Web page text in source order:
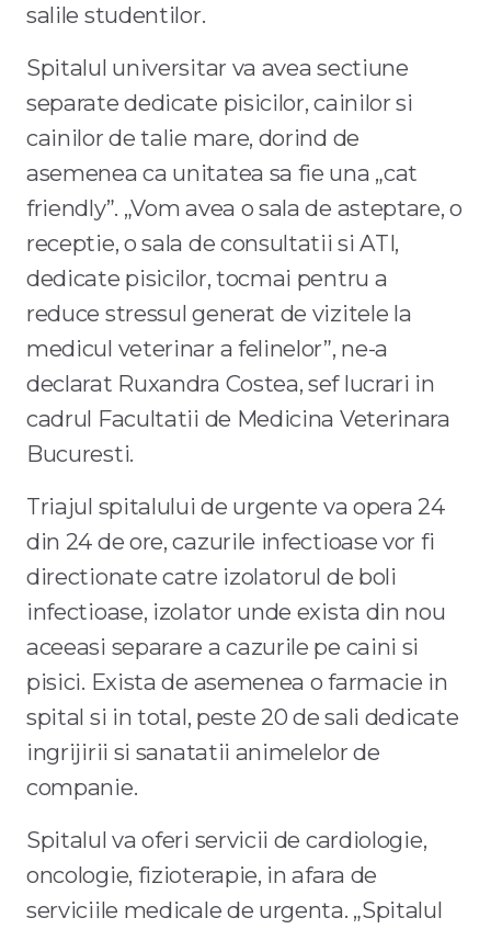
salile studentilor.
Spitalul universitar va avea sectiune
separate dedicate pisicilor, cainilor si
cainilor de talie mare, dorind de
asemenea ca unitatea sa fie una „cat
friendly”. „Vom avea o sala de asteptare, o
receptie, o sala de consultatii si ATI,
dedicate pisicilor, tocmai pentru a
reduce stressul generat de vizitele la
medicul veterinar a felinelor”, ne-a
declarat Ruxandra Costea, sef lucrari in
cadrul Facultatii de Medicina Veterinara
Bucuresti.
Triajul spitalului de urgente va opera 24
din 24 de ore, cazurile infectioase vor fi
directionate catre izolatorul de boli
infectioase, izolator unde exista din nou
aceeasi separare a cazurile pe caini si
pisici. Exista de asemenea o farmacie in
spital si in total, peste 20 de sali dedicate
ingrijirii si sanatatii animelelor de
companie.
Spitalul va oferi servicii de cardiologie,
oncologie, fizioterapie, in afara de
serviciile medicale de urgenta. „Spitalul